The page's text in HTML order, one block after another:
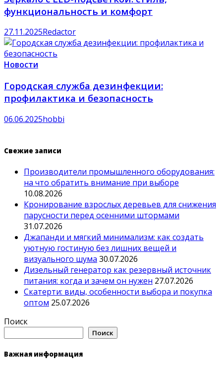
функциональность и комфорт
27.11.2025Redactor
Новости
Городская служба дезинфекции:
профилактика и безопасность
06.06.2025hobbi
Свежие записи
Производители промышленного оборудования:
на что обратить внимание при выборе
10.08.2026
Кронирование взрослых деревьев для снижения
парусности перед осенними штормами
31.07.2026
Джапанди и мягкий минимализм: как создать
уютную гостиную без лишних вещей и
визуального шума 30.07.2026
Дизельный генератор как резервный источник
питания: когда и зачем он нужен 27.07.2026
Скатерти: виды, особенности выбора и покупка
оптом 25.07.2026
Поиск
Поиск
Важная информация